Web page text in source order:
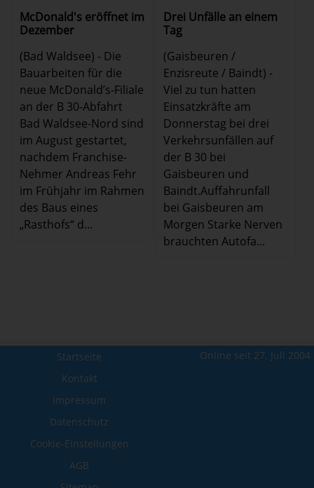
McDonald's eröffnet im
Dezember
(Bad Waldsee) - Die
Bauarbeiten für die
neue McDonald’s-Filiale
an der B 30-Abfahrt
Bad Waldsee-Nord sind
im August gestartet,
nachdem Franchise-
Nehmer Andreas Fehr
im Frühjahr im Rahmen
des Baus eines
„Rasthofs“ d...
Drei Unfälle an einem
Tag
(Gaisbeuren /
Enzisreute / Baindt) -
Viel zu tun hatten
Einsatzkräfte am
Donnerstag bei drei
Verkehrsunfällen auf
der B 30 bei
Gaisbeuren und
Baindt.Auffahrunfall
bei Gaisbeuren am
Morgen Starke Nerven
brauchten Autofa...
Online seit 27. Juli 2004
Startseite
Kontakt
Impressum
Datenschutz
Cookie-Einstellungen
AGB